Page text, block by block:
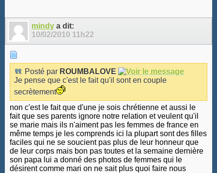
mindy a dit:
10/02/2010 11h22
Posté par ROUMBALOVE
Je pense que c'est le fait qu'il sont en couple
secrètement
non c'est le fait que d'une je sois chrétienne et aussi le
fait que ses parents ignore notre relation et veulent qu'il
se marie mais ils n'aiment pas les femmes de france en
même temps je les comprends ici la plupart sont des filles
faciles qui ne se soucient pas plus de leur honneur que
de leur corps mais bon pas toutes et la semaine dernière
son papa lui a donné des photos de femmes qui le
désirent comme mari on ne sait plus quoi faire nous